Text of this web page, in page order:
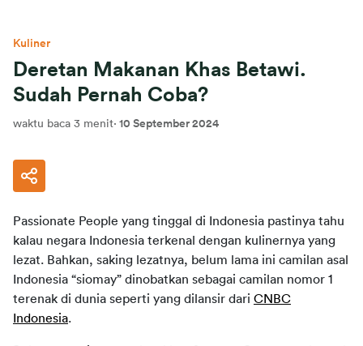
Kuliner
Deretan Makanan Khas Betawi.
Sudah Pernah Coba?
waktu baca 3 menit· 10 September 2024
Passionate People yang tinggal di Indonesia pastinya tahu
kalau negara Indonesia terkenal dengan kulinernya yang
lezat. Bahkan, saking lezatnya, belum lama ini camilan asal
Indonesia “siomay” dinobatkan sebagai camilan nomor 1
terenak di dunia seperti yang dilansir dari CNBC
Indonesia.